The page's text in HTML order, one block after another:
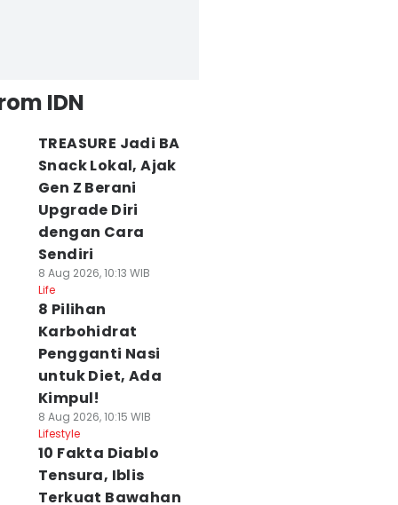
IDN
TREASURE Jadi BA
Snack Lokal, Ajak
Gen Z Berani
Upgrade Diri
dengan Cara
Sendiri
8 Aug 2026, 10:13 WIB
Life
8 Pilihan
Karbohidrat
Pengganti Nasi
untuk Diet, Ada
Kimpul!
8 Aug 2026, 10:15 WIB
Lifestyle
10 Fakta Diablo
Tensura, Iblis
Terkuat Bawahan